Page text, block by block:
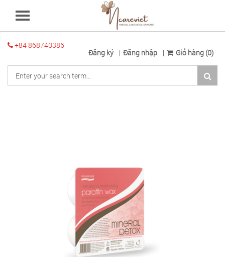
+84 868740386
Đăng ký Đăng nhập Giỏ hàng (0)